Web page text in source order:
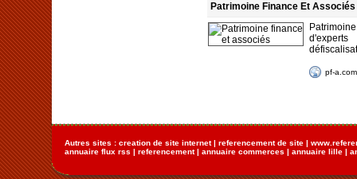
Patrimoine Finance Et Associés
pf-a.com
Autres sites : creation de site internet| referencement de site |
annuaire flux rss | referencement| annuaire commerces | annuaire lille |